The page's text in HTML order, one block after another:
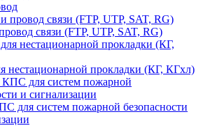
связи (FTP, UTP, SAT, RG)
нестационарной прокладки (КГ, КГхл)
для систем пожарной безопасности